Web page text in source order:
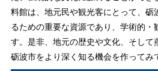
料館は、地元民や観光客にとって、砺
るための重要な資源であり、学術的・
す。是非、地元の歴史や文化、そして
砺波市をより深く知る機会を作ってみ